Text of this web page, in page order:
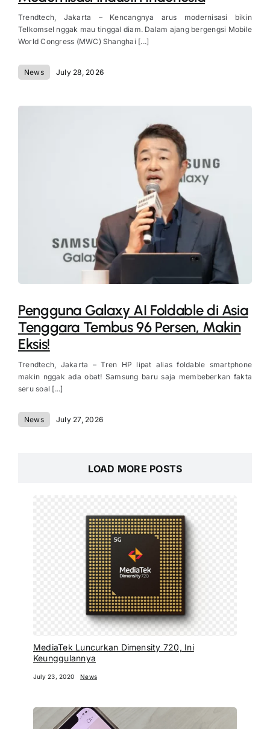
Trendtech, Jakarta – Kencangnya arus modernisasi bikin
Telkomsel nggak mau tinggal diam. Dalam ajang bergengsi Mobile
World Congress (MWC) Shanghai [...]
News July 28, 2026
Pengguna Galaxy AI Foldable di Asia
Tenggara Tembus 96 Persen, Makin
Eksis!
Trendtech, Jakarta – Tren HP lipat alias foldable smartphone
makin nggak ada obat! Samsung baru saja membeberkan fakta
seru soal [...]
News July 27, 2026
LOAD MORE POSTS
MediaTek Luncurkan Dimensity 720, Ini
Keunggulannya
July 23, 2020 News